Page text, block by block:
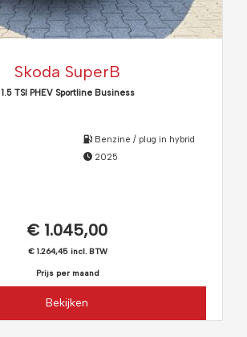
Skoda SuperB
1.5 TSI PHEV Sportline Business
Benzine / plug in hybrid
2025
€ 1.045,00
€ 1.264,45 incl. BTW
Prijs per maand
Bekijken